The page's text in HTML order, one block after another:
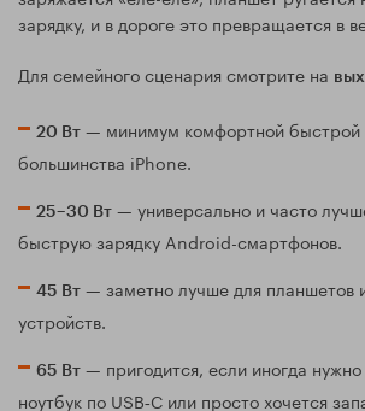
зарядку, и в дороге это превращается в
Для семейного сценария смотрите на
20 Вт — минимум комфортной быстрой
большинства iPhone.
25–30 Вт — универсально и часто
быструю зарядку Android-смартфонов.
45 Вт — заметно лучше для планшетов
устройств.
65 Вт — пригодится, если иногда
ноутбук по USB‑C или просто хочется